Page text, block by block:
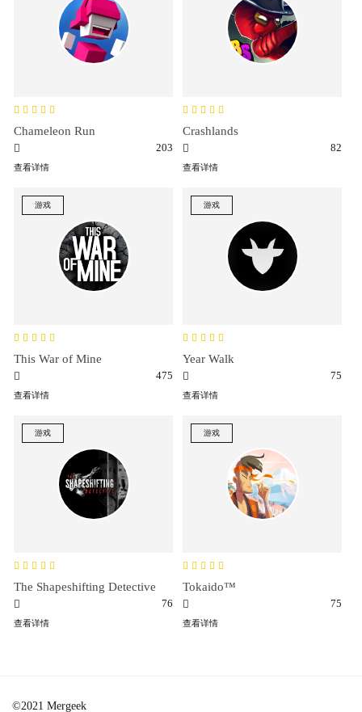
Chameleon Run
203
查看详情
Crashlands
82
查看详情
游戏
This War of Mine
475
查看详情
游戏
Year Walk
75
查看详情
游戏
The Shapeshifting Detective
76
查看详情
游戏
Tokaido™
75
查看详情
©2021 Mergeek